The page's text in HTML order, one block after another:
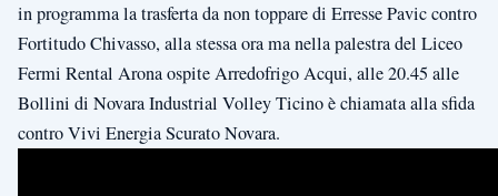
in programma la trasferta da non toppare di Erresse Pavic contro
Fortitudo Chivasso, alla stessa ora ma nella palestra del Liceo
Fermi Rental Arona ospite Arredofrigo Acqui, alle 20.45 alle
Bollini di Novara Industrial Volley Ticino è chiamata alla sfida
contro Vivi Energia Scurato Novara.